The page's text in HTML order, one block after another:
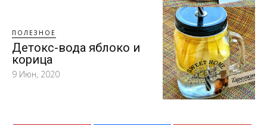
ПОЛЕЗНОЕ
Детокс-вода яблоко и
корица
9 Июн, 2020